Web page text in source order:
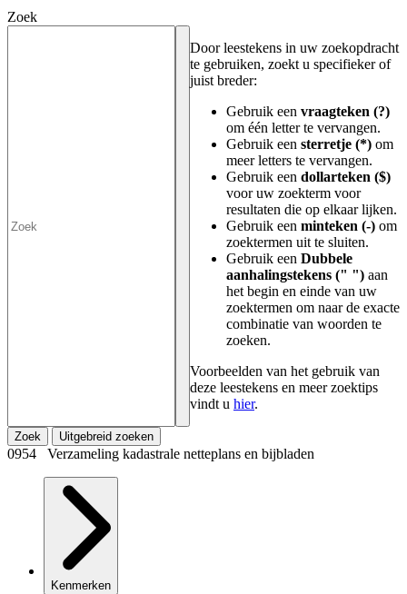
Zoek
Door leestekens in uw zoekopdracht
te gebruiken, zoekt u specifieker of
juist breder:
Gebruik een vraagteken (?)
om één letter te vervangen.
Gebruik een sterretje (*) om
meer letters te vervangen.
Gebruik een dollarteken ($)
voor uw zoekterm voor
resultaten die op elkaar lijken.
Gebruik een minteken (-) om
zoektermen uit te sluiten.
Gebruik een Dubbele
aanhalingstekens (" ") aan
het begin en einde van uw
zoektermen om naar de exacte
combinatie van woorden te
zoeken.
Voorbeelden van het gebruik van
deze leestekens en meer zoektips
vindt u hier.
Zoek Uitgebreid zoeken
0954 Verzameling kadastrale netteplans en bijbladen
Kenmerken